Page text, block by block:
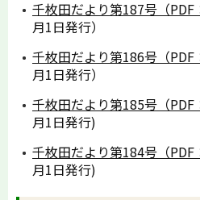
千枚田だより第187号（PDF
月1日発行）
千枚田だより第186号（PDF
月1日発行）
千枚田だより第185号（PDF
月1日発行)
千枚田だより第184号（PDF
月1日発行)